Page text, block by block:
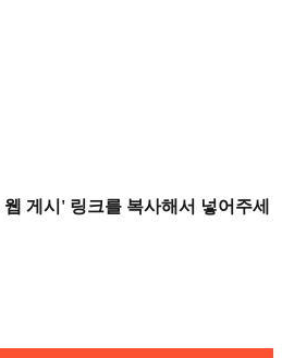
게시' 링크를 복사해서 넣어주세